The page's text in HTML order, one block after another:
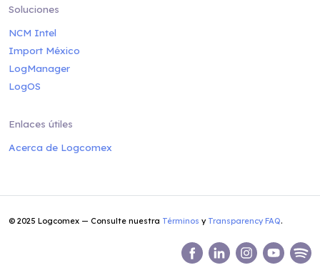
Soluciones
NCM Intel
Import México
LogManager
LogOS
Enlaces útiles
Acerca de Logcomex
© 2025 Logcomex — Consulte nuestra Términos y Transparency FAQ.